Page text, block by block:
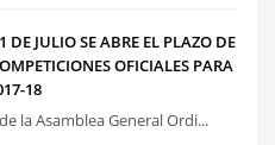
DE JULIO SE ABRE EL PLAZO DE
OFICIALES PARA
18
la Asamblea General Ordi...